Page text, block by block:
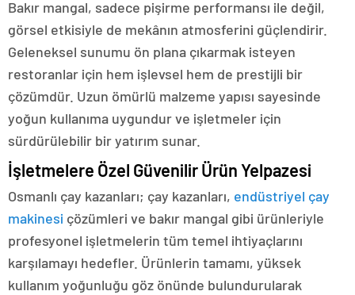
Bakır mangal, sadece pişirme performansı ile değil,
görsel etkisiyle de mekânın atmosferini güçlendirir.
Geleneksel sunumu ön plana çıkarmak isteyen
restoranlar için hem işlevsel hem de prestijli bir
çözümdür. Uzun ömürlü malzeme yapısı sayesinde
yoğun kullanıma uygundur ve işletmeler için
sürdürülebilir bir yatırım sunar.
İşletmelere Özel Güvenilir Ürün Yelpazesi
Osmanlı çay kazanları; çay kazanları, endüstriyel çay
makinesi çözümleri ve bakır mangal gibi ürünleriyle
profesyonel işletmelerin tüm temel ihtiyaçlarını
karşılamayı hedefler. Ürünlerin tamamı, yüksek
kullanım yoğunluğu göz önünde bulundurularak